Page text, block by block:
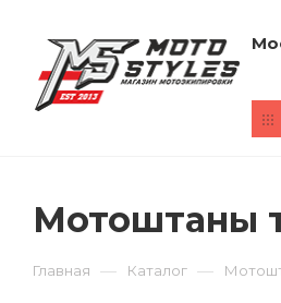
Мотоштаны
Главная — Каталог —